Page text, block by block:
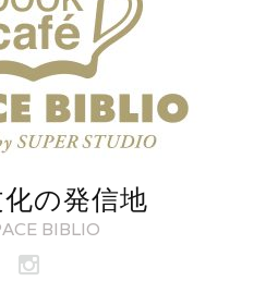
の発信地
BIBLIO